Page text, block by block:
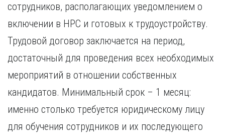
сотрудников, располагающих уведомлением о
включении в НРС и готовых к трудоустройству.
Трудовой договор заключается на период,
достаточный для проведения всех необходимых
мероприятий в отношении собственных
кандидатов. Минимальный срок – 1 месяц:
именно столько требуется юридическому лицу
для обучения сотрудников и их последующего